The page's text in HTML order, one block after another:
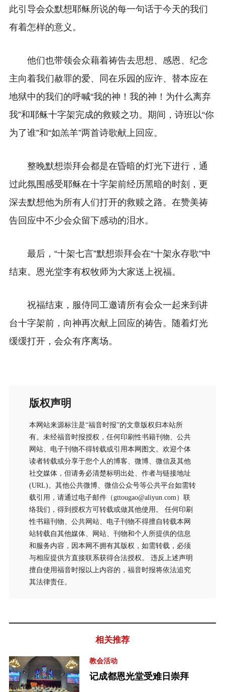
此引导会众默想耶稣所说的每一句话于今天的我们
有着怎样的意义。
他们也带领会众藉着祷告去思想、感恩、纪念
主向着我们赦罪的爱、同在乐园的应许、替本应在
地狱中的我们的呼喊“我的神！我的神！为什么离弃
我”和耶稣十字架完成的救赎之功。期间，诗班以“你
为了谁”和“如羔羊”两首诗歌献上回应。
整晚默想崇拜会都是在昏暗的灯光下进行，通
过此氛围感受耶稣在十字架前经历黑暗的时刻，更
深去默想他为所有人们打开的救赎之路。在赞美祷
告回应中不少会众留下感动的泪水。
最后，“十架七言”默想崇拜会在“十架永存歌”中
结束。恩光堂李有权牧师为大家送上祝福。
祝福结束，服侍同工邀请所有会众一起来到讲
台十字架前，向神再次献上回应的祷告。随着灯光
缓缓打开，会众有序离场。
版权声明
本网站来源标注是“福音时报”的文章版权归本站所
有。未经福音时报授权，任何印刷性书籍刊物、公共
网站、电子刊物不得转载或引用本网图文。欢迎个体
读者转载或分享于您个人的博客、微博、微信及其他
社交媒体，但请务必清楚标明出处、作者与链接地址
(URL)。其他公共微博、微信公众号等公共平台如需转
载引用，请通过电子邮件（gttougao@aliyun.com）联
络我们，得到授权方可转载或做其他使用。 任何印刷
性书籍刊物、公共网站、电子刊物不得擅自转载本网
站转载自其他媒体、网站、刊物和个人所提供的信息
和服务内容，因本网不拥有其版权，如需转载，必须
与相应提供方直接联系获得合法授权。 违反上述声明
擅自使用福音时报以上内容的，福音时报将依法追究
其法律责任。
相关推荐
教会活动
记成都恩光堂受难日崇拜